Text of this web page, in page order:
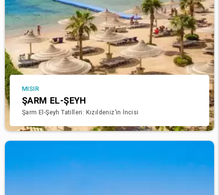
MISIR
ŞARM EL-ŞEYH
Şarm El-Şeyh Tatilleri: Kızıldeniz’in İncisi